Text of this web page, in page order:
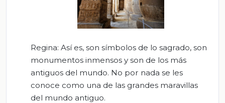
Regina: Así es, son símbolos de lo sagrado, son
monumentos inmensos y son de los más
antiguos del mundo. No por nada se les
conoce como una de las grandes maravillas
del mundo antiguo.